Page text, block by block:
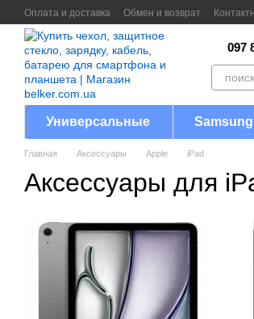
Перейти к основному контенту
Оплата и доставка Обмен и возврат
097
Универсальные Samsung
Главная Аксессуары Apple iPad
Аксессуары для